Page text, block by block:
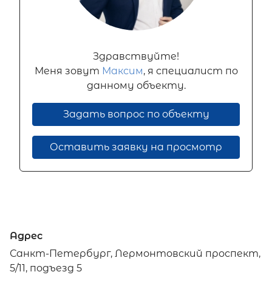
Здравствуйте!
Меня зовут Максим, я специалист по
данному объекту.
Задать вопрос по объекту
Оставить заявку на просмотр
Адрес
Санкт-Петербург, Лермонтовский проспект,
5/11, подъезд 5